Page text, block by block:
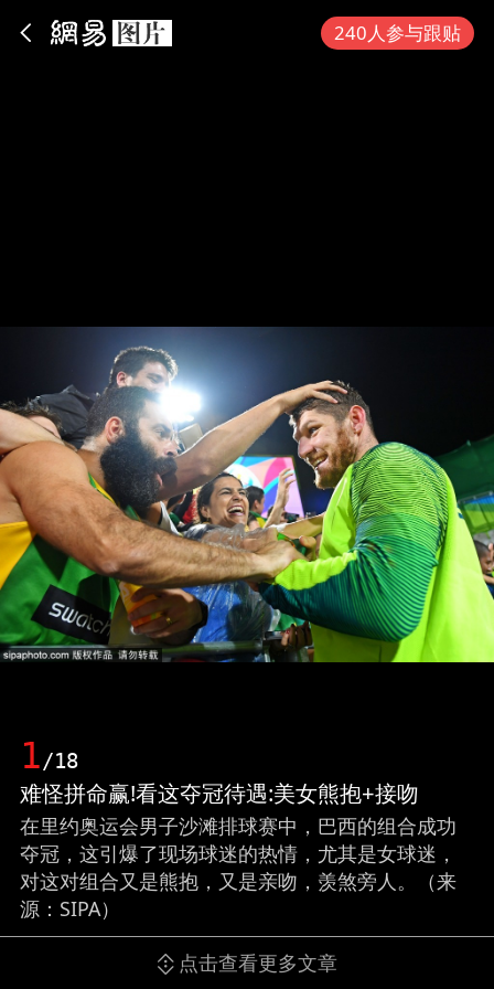
240人参与跟贴
1/18
难怪拼命赢!看这夺冠待遇:美女熊抱+接吻
在里约奥运会男子沙滩排球赛中，巴西的组合成功
夺冠，这引爆了现场球迷的热情，尤其是女球迷，
对这对组合又是熊抱，又是亲吻，羡煞旁人。（来
源：SIPA）
点击查看更多文章